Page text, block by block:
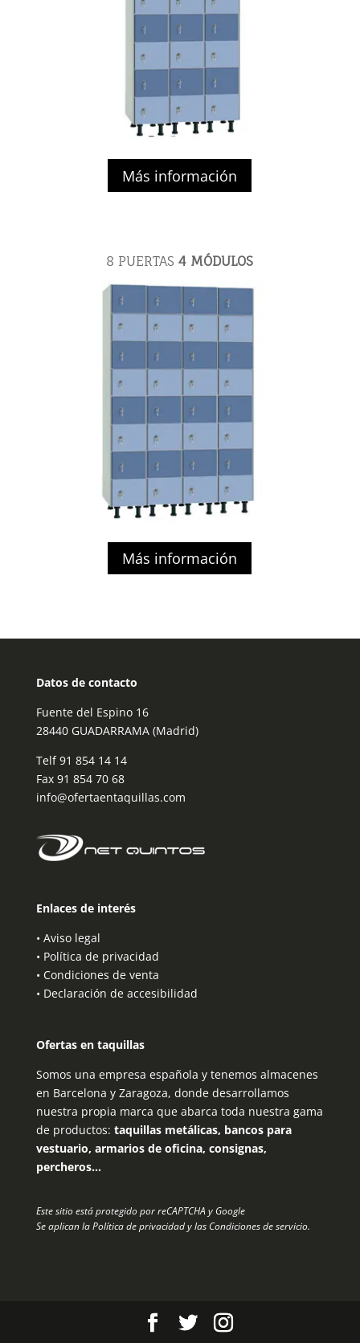
Más información
8 PUERTAS 4 MÓDULOS
Más información
Datos de contacto
Fuente del Espino 16
28440 GUADARRAMA (Madrid)
Telf91 854 14 14
Fax 91 854 70 68
info@ofertaentaquillas.com
Enlaces de interés
• Aviso legal
• Política de privacidad
• Condiciones de venta
• Declaración de accesibilidad
Ofertas en taquillas
Somos una empresa española y tenemos almacenes
en Barcelona y Zaragoza, donde desarrollamos
nuestra propia marca que abarca toda nuestra gama
de productos: taquillas metálicas, bancos para
vestuario, armarios de oficina, consignas,
percheros…
Este sitio está protegido por reCAPTCHA y Google
Se aplican laPolítica de privacidady las Condiciones de servicio.